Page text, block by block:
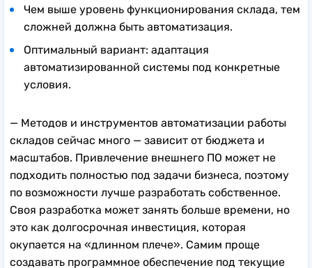
Чем выше уровень функционирования склада, тем
сложней должна быть автоматизация.
Оптимальный вариант: адаптация
автоматизированной системы под конкретные
условия.
— Методов и инструментов автоматизации работы
складов сейчас много — зависит от бюджета и
масштабов. Привлечение внешнего ПО может не
подходить полностью под задачи бизнеса, поэтому
по возможности лучше разработать собственное.
Своя разработка может занять больше времени, но
это как долгосрочная инвестиция, которая
окупается на «длинном плече». Самим проще
создавать программное обеспечение под текущие